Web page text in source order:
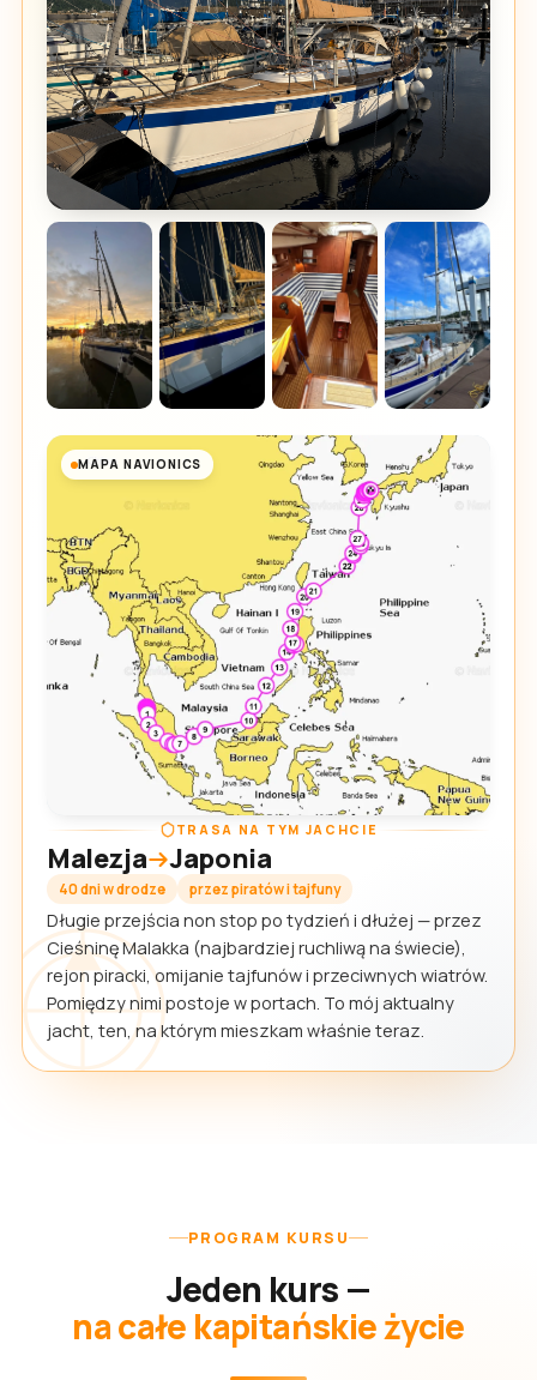
MAPA NAVIONICS
TRASA NA TYM JACHCIE
Malezja Japonia
40 dni w drodze przez piratów i tajfuny
Długie przejścia non stop po tydzień i dłużej — przez
Cieśninę Malakka (najbardziej ruchliwą na świecie),
rejon piracki, omijanie tajfunów i przeciwnych wiatrów.
Pomiędzy nimi postoje w portach. To mój aktualny
jacht, ten, na którym mieszkam właśnie teraz.
PROGRAM KURSU
Jeden kurs —
na całe kapitańskie życie